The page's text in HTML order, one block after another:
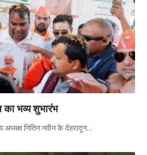
भव्य शुभारंभ
अध्यक्ष नितिन नवीन के देहरादून…